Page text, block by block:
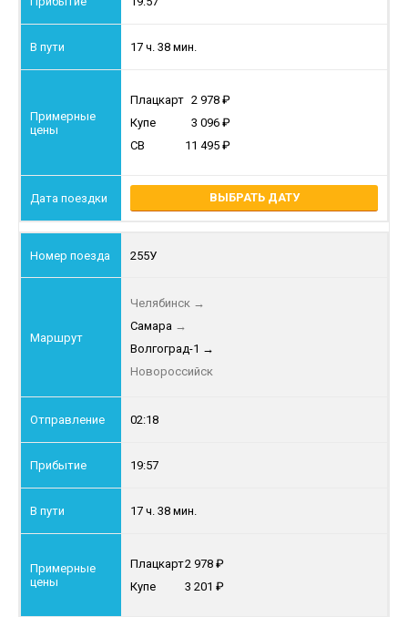
17 ч. 38 мин.
Плацкарт 2 978
Купе
3 096
СВ
11 495
ВЫБРАТЬ ДАТУ
255У
Челябинск →
Самара →
Волгоград-1 →
Новороссийск
02:18
19:57
17 ч. 38 мин.
Плацкарт2 978
Купе
3 201